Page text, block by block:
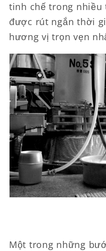
tinh chế trong
được rút ngắn thời
hương vị trọn vẹn
Một trong những